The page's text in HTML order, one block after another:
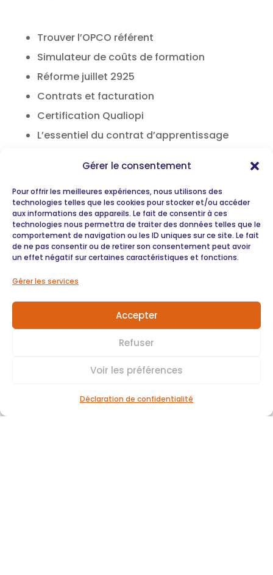
Gérer le consentement
Pour offrir les meilleures expériences, nous utilisons des
technologies telles que les cookies pour stocker et/ou accéder
aux informations des appareils. Le fait de consentir à ces
technologies nous permettra de traiter des données telles que le
comportement de navigation ou les ID uniques sur ce site. Le fait
de ne pas consentir ou de retirer son consentement peut avoir
un effet négatif sur certaines caractéristiques et fonctions.
Gérer les services
Accepter
Refuser
Voir les préférences
Déclaration de confidentialité
Trouver l’OPCO référent
Simulateur de coûts de formation
Réforme juillet 2925
Contrats et facturation
Certification Qualiopi
L’essentiel du contrat d’apprentissage
professionnalisation
Illettrisme et Illectronisme
Handicap
FAQ organisme
Ressources
Ressources
Les guides de l’alternance
Nous contacter